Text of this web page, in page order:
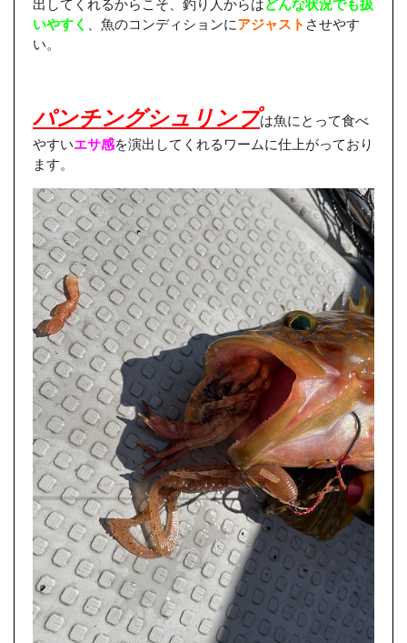
出してくれるからこそ、釣り人からはどんな状況でも扱
いやすく
、魚のコンディションにアジャスト させやす
い。
パンチングシュリンプは魚にとって食べ
やすいエサ感を演出してくれるワームに仕上がっており
ます。